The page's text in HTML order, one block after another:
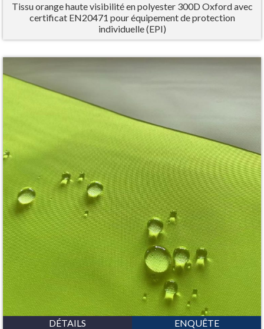
Tissu orange haute visibilité en polyester 300D Oxford avec
certificat EN20471 pour équipement de protection
individuelle (EPI)
DÉTAILS
ENQUÊTE